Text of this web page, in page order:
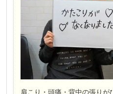
肩こり・頭痛・背中の張りが